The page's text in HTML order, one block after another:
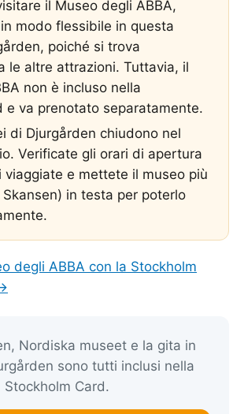
il Museo degli ABBA,
modo flessibile in questa
poiché si trova
le altre attrazioni. Tuttavia, il
non è incluso nella
e va prenotato separatamente.
di Djurgården chiudono nel
Verificate gli orari di apertura
viaggiate e mettete il museo più
in testa per poterlo
degli ABBA con la Stockholm
Nordiska museet e la gita in
sono tutti inclusi nella
Stockholm Card.